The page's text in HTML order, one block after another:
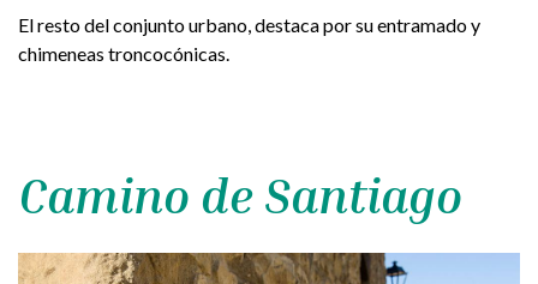
El resto del conjunto urbano, destaca por su entramado y
chimeneas troncocónicas.
Camino de Santiago